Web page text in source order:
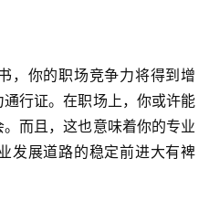
，你的职场竞争力将得到增
行证。在职场上，你或许能
而且，这也意味着你的专业
发展道路的稳定前进大有裨